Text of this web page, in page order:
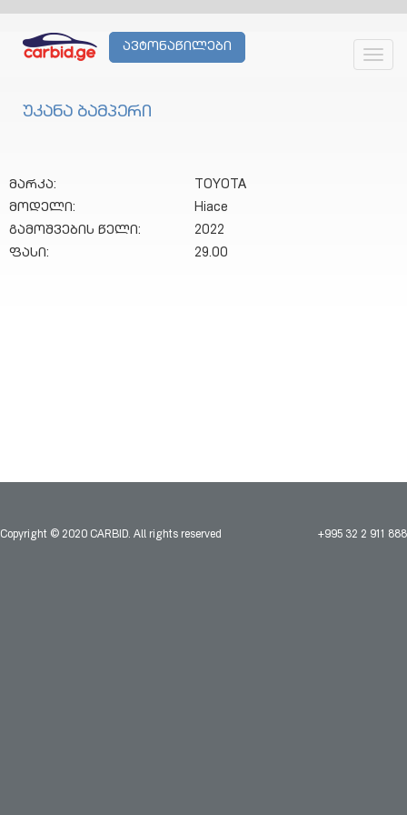
ავტონაწილები
უკანა ბამპერი
მარკა:
TOYOTA
მოდელი:
Hiace
გამოშვების წელი:
2022
ფასი:
29.00
Copyright © 2020 CARBID. All rights reserved +995 32 2 911 888